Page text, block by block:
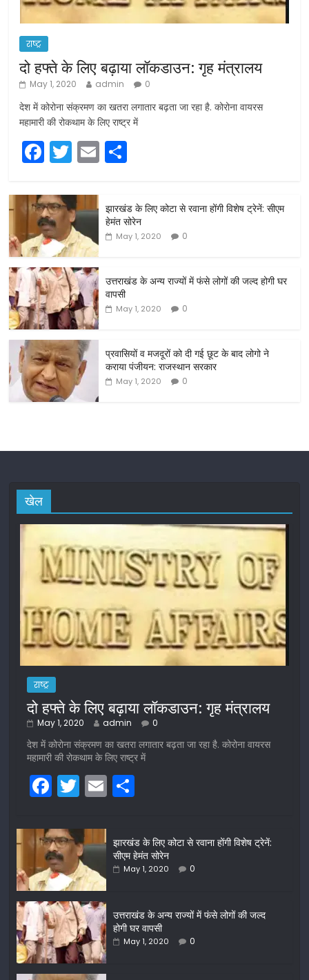
राष्ट्र
दो हफ्ते के लिए बढ़ाया लॉकडाउन: गृह मंत्रालय
May 1, 2020 admin 0
देश में कोरोना संक्रमण का खतरा लगातार बढ़ता जा रहा है. कोरोना वायरस
महामारी की रोकथाम के लिए राष्ट्र में
F
c
e
b
o
o
k
T
itt
er
E
ar
e
झारखंड के लिए कोटा से रवाना होंगी विशेष ट्रेनें: सीएम
हेमंत सोरेन
May 1, 2020 0
उत्तराखंड के अन्य राज्यों में फंसे लोगों की जल्द होगी घर
वापसी
May 1, 2020 0
प्रवासियों व मजदूरों को दी गई छूट के बाद लोगो ने
कराया पंजीयन: राजस्थान सरकार
May 1, 2020 0
खेल
राष्ट्र
दो हफ्ते के लिए बढ़ाया लॉकडाउन: गृह मंत्रालय
May 1, 2020 admin 0
देश में कोरोना संक्रमण का खतरा लगातार बढ़ता जा रहा है. कोरोना वायरस
महामारी की रोकथाम के लिए राष्ट्र में
F
c
e
b
o
o
k
T
itt
er
E
ar
e
झारखंड के लिए कोटा से रवाना होंगी विशेष ट्रेनें:
सीएम हेमंत सोरेन
May 1, 2020 0
उत्तराखंड के अन्य राज्यों में फंसे लोगों की जल्द
होगी घर वापसी
May 1, 2020 0